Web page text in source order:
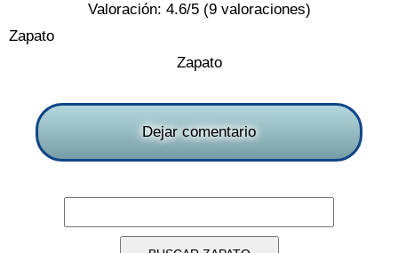
Valoración: 4.6/5 (9valoraciones)
Zapato
Zapato
Dejar comentario